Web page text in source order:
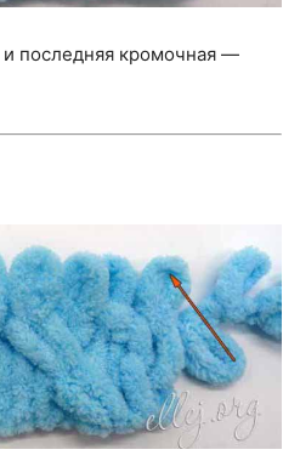
последняя кромочная —